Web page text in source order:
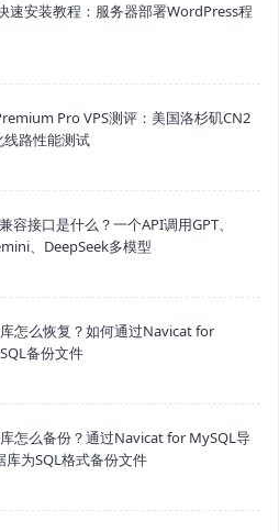
速安装教程：服务器部署WordPress程
Pro VPS测评：美国洛杉矶CN2
线路性能测试
容接口是什么？一个API调用GPT、
、DeepSeek多模型
怎么恢复？如何通过Navicat for
备份文件
怎么备份？通过Navicat for MySQL导
为SQL格式备份文件